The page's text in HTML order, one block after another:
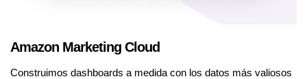
Amazon Marketing Cloud
Construimos dashboards a medida con los datos más valiosos